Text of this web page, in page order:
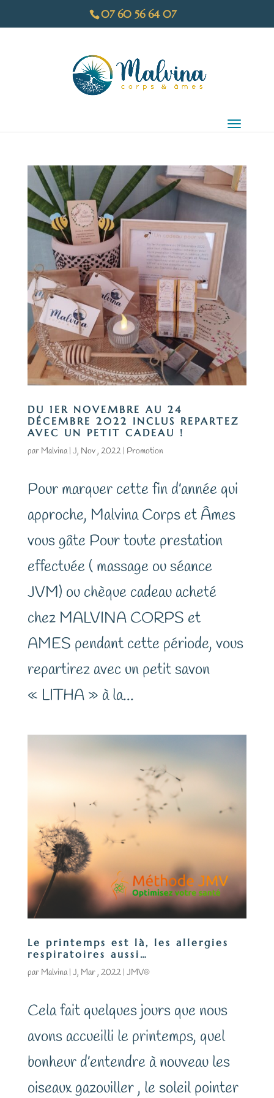
07 60 56 64 07
DU 1ER NOVEMBRE AU 24
DÉCEMBRE 2022 INCLUS REPARTEZ
AVEC UN PETIT CADEAU !
par Malvina| J, Nov , 2022| Promotion
Pour marquer cette fin d’année qui
approche, Malvina Corps et Âmes
vous gâte Pour toute prestation
effectuée ( massage ou séance
JVM) ou chèque cadeau acheté
chez MALVINA CORPS et
AMES pendant cette période, vous
repartirez avec un petit savon
« LITHA » à la...
Le printemps est là, les allergies
respiratoires aussi…
par Malvina| J, Mar , 2022| JMV®
Cela fait quelques jours que nous
avons accueilli le printemps, quel
bonheur d’entendre à nouveau les
oiseaux gazouiller , le soleil pointer